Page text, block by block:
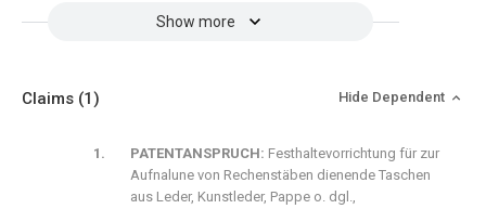
Show more
Claims (1) Hide Dependent
PATENTANSPRUCH: Festhaltevorrichtung für zur
Aufnalune von Rechenstäben dienende Taschen
aus Leder, Kunstleder, Pappe o. dgl.,